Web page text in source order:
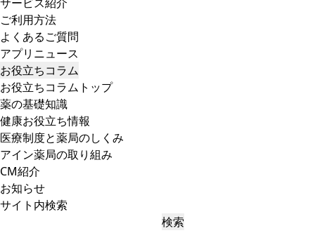
ご利用方法
よくあるご質問
アプリニュース
お役立ちコラム
お役立ちコラムトップ
薬の基礎知識
健康お役立ち情報
医療制度と薬局のしくみ
アイン薬局の取り組み
CM紹介
お知らせ
サイト内検索
検索